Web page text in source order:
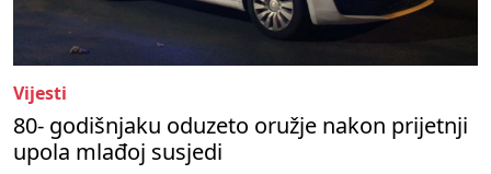
Vijesti
80- godišnjaku oduzeto oružje nakon prijetnji
upola mlađoj susjedi